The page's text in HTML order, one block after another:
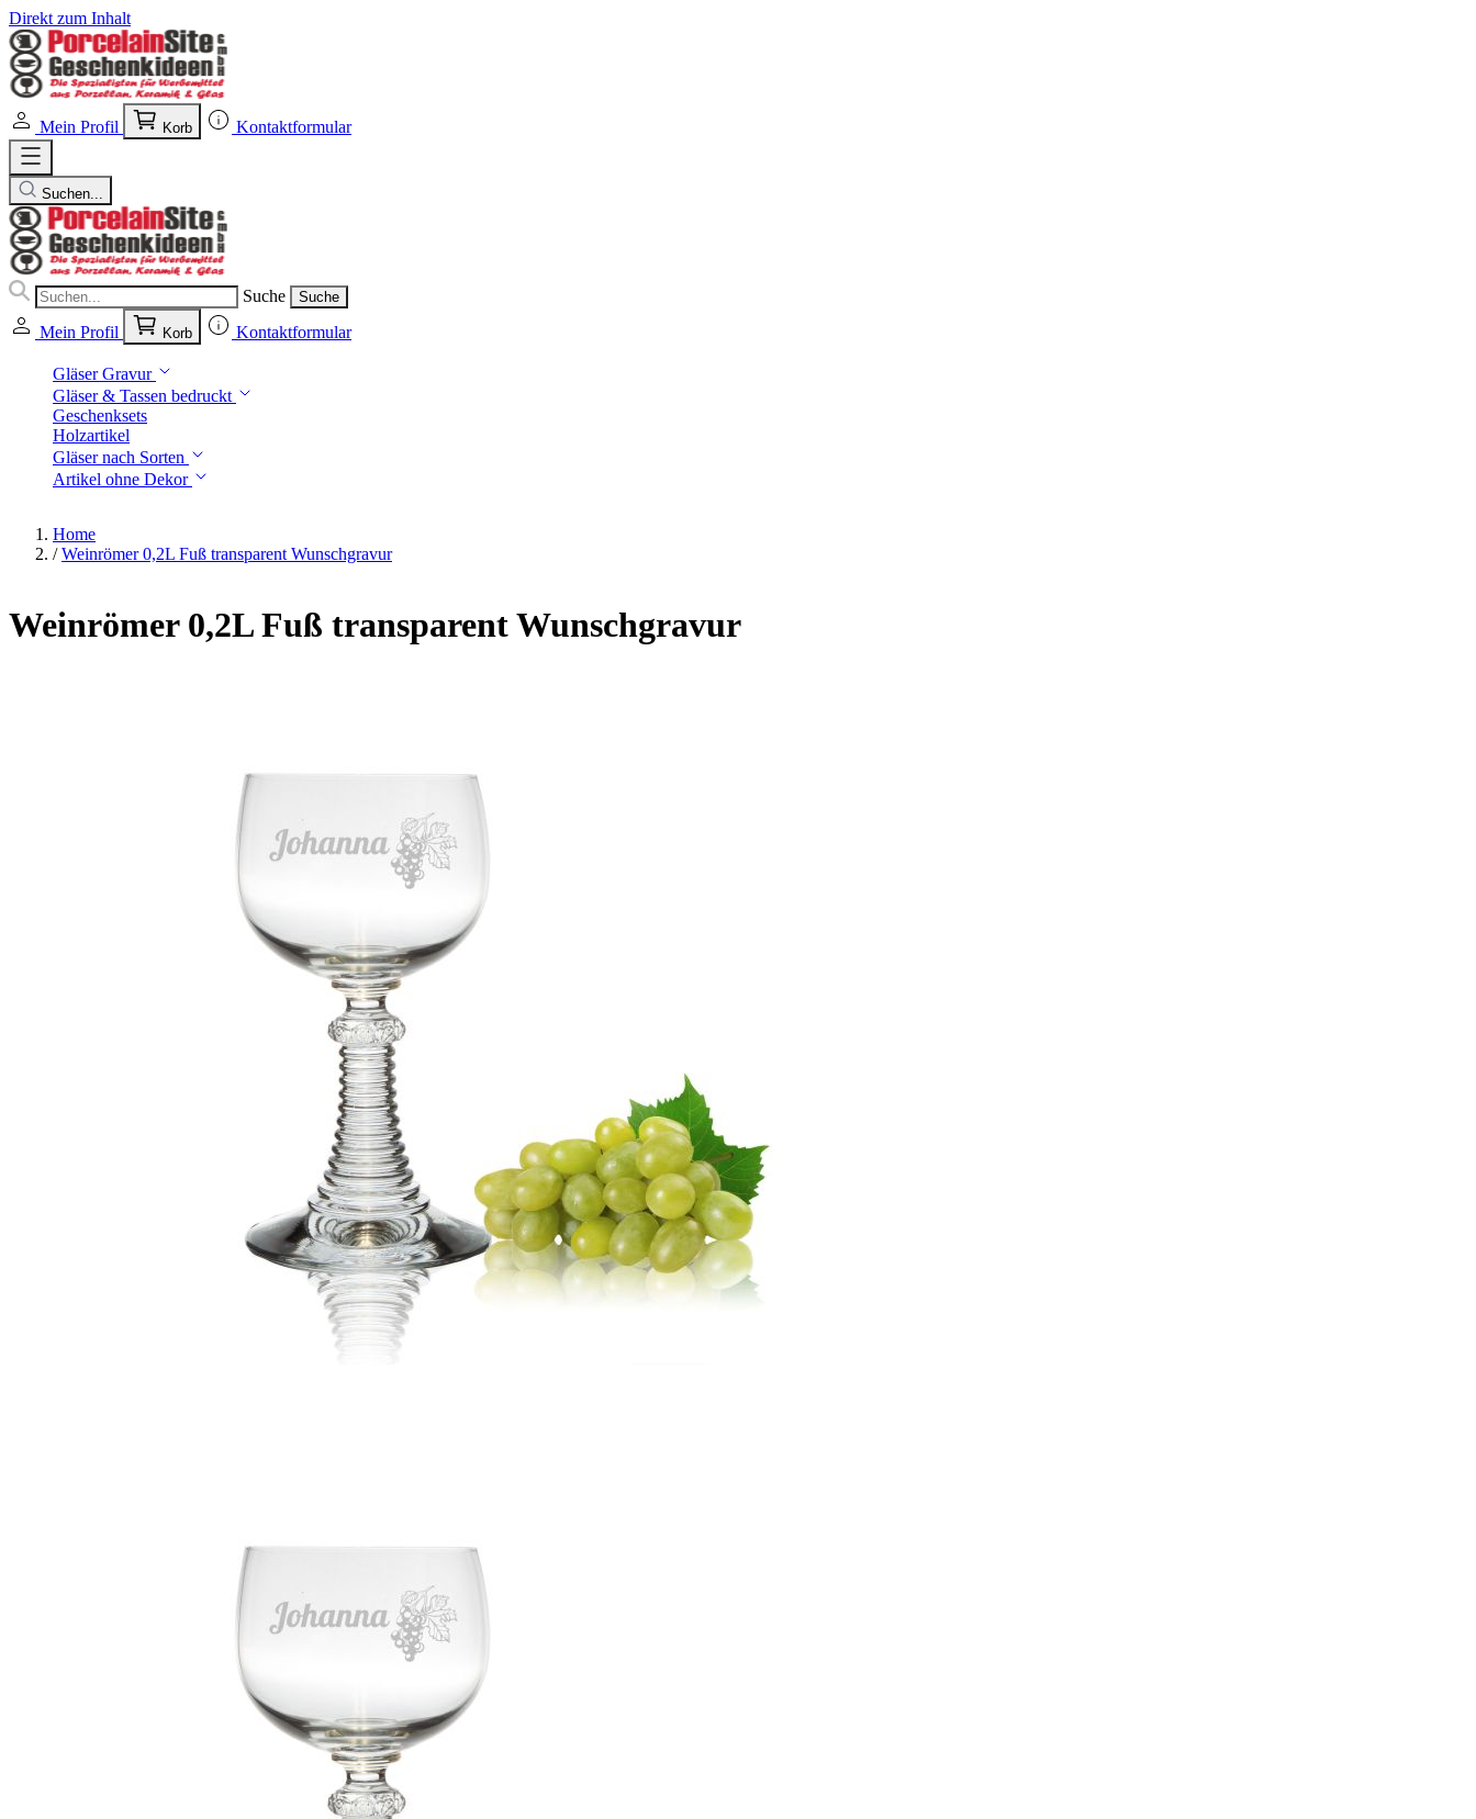
Direkt zum Inhalt
Mein Profil Korb Kontaktformular
Suchen...
Suche Suche
Mein Profil Korb Kontaktformular
Gläser Gravur
Gläser & Tassen bedruckt
Geschenksets
Holzartikel
Gläser nach Sorten
Artikel ohne Dekor
Home
/ Weinrömer 0,2L Fuß transparent Wunschgravur
Weinrömer 0,2L Fuß transparent Wunschgravur